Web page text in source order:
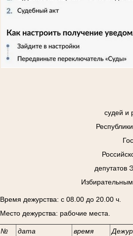
судей и
депутатов
Время дежурства: с 08.00 до 20.00 ч.
Место дежурства: рабочие места.
№
дата
время